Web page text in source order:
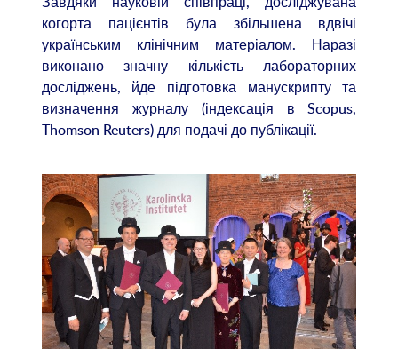
когорта пацієнтів була збільшена вдвічі
українським клінічним матеріалом. Наразі
виконано значну кількість лабораторних
досліджень, йде підготовка манускрипту та
визначення журналу (індексація в Scopus,
Thomson Reuters) для подачі до публікації.